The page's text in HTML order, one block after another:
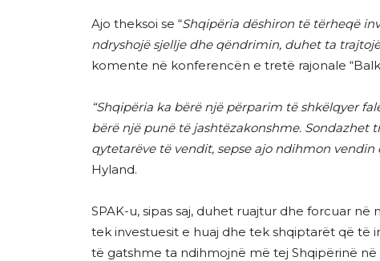
Ajo theksoi se “Shqipëria dëshiron të tërheqë
ndryshojë sjellje dhe qëndrimin, duhet ta
komente në konferencën e tretë rajonale
“Shqipëria ka bërë një përparim të shkëlqyer
bërë një punë të jashtëzakonshme. Sondazhet
qytetarëve të vendit, sepse ajo ndihmon
Hyland.
SPAK-u, sipas saj, duhet ruajtur dhe forcuar
tek investuesit e huaj dhe tek shqiptarët që të
të gatshme ta ndihmojnë më tej Shqipërinë